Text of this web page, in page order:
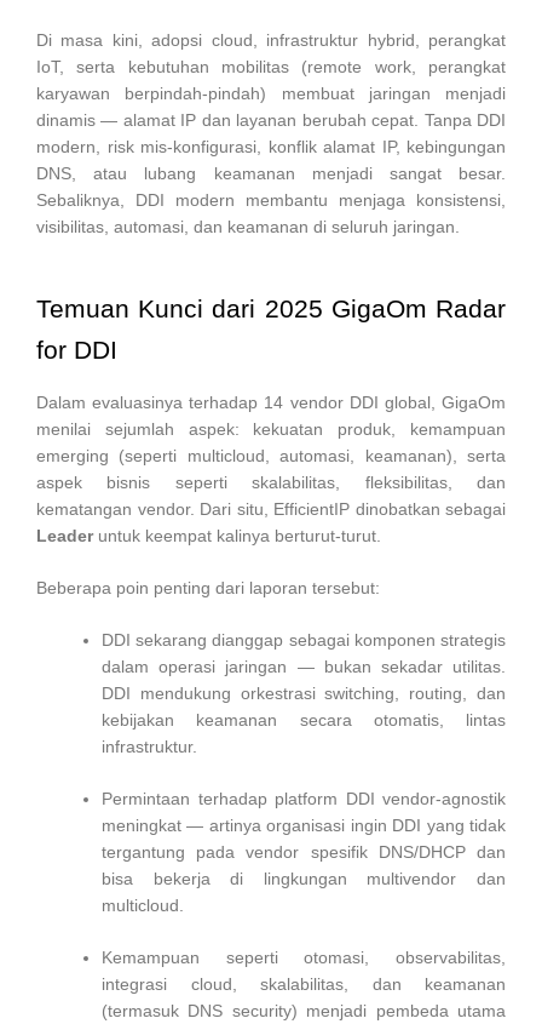
Di masa kini, adopsi cloud, infrastruktur hybrid, perangkat
IoT, serta kebutuhan mobilitas (remote work, perangkat
karyawan berpindah-pindah) membuat jaringan menjadi
dinamis — alamat IP dan layanan berubah cepat. Tanpa DDI
modern, risk mis-konfigurasi, konflik alamat IP, kebingungan
DNS, atau lubang keamanan menjadi sangat besar.
Sebaliknya, DDI modern membantu menjaga konsistensi,
visibilitas, automasi, dan keamanan di seluruh jaringan.
Temuan Kunci dari 2025 GigaOm Radar
for DDI
Dalam evaluasinya terhadap 14 vendor DDI global, GigaOm
menilai sejumlah aspek: kekuatan produk, kemampuan
emerging (seperti multicloud, automasi, keamanan), serta
aspek bisnis seperti skalabilitas, fleksibilitas, dan
kematangan vendor. Dari situ, EfficientIP dinobatkan sebagai
Leaderuntuk keempat kalinya berturut-turut.
Beberapa poin penting dari laporan tersebut:
DDI sekarang dianggap sebagai komponen strategis
dalam operasi jaringan — bukan sekadar utilitas.
DDI mendukung orkestrasi switching, routing, dan
kebijakan keamanan secara otomatis, lintas
infrastruktur.
Permintaan terhadap platform DDI vendor-agnostik
meningkat — artinya organisasi ingin DDI yang tidak
tergantung pada vendor spesifik DNS/DHCP dan
bisa bekerja di lingkungan multivendor dan
multicloud.
Kemampuan seperti otomasi, observabilitas,
integrasi cloud, skalabilitas, dan keamanan
(termasuk DNS security) menjadi pembeda utama